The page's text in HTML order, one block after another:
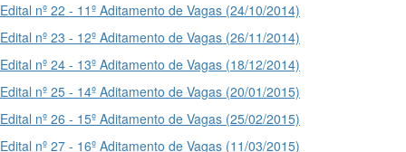
Edital nº 22 - 11º Aditamento de Vagas (24/10/2014)
Edital nº 23 - 12º Aditamento de Vagas (26/11/2014)
Edital nº 24 - 13º Aditamento de Vagas (18/12/2014)
Edital nº 25 - 14º Aditamento de Vagas (20/01/2015)
Edital nº 26 - 15º Aditamento de Vagas (25/02/2015)
Edital nº 27 - 16º Aditamento de Vagas (11/03/2015)